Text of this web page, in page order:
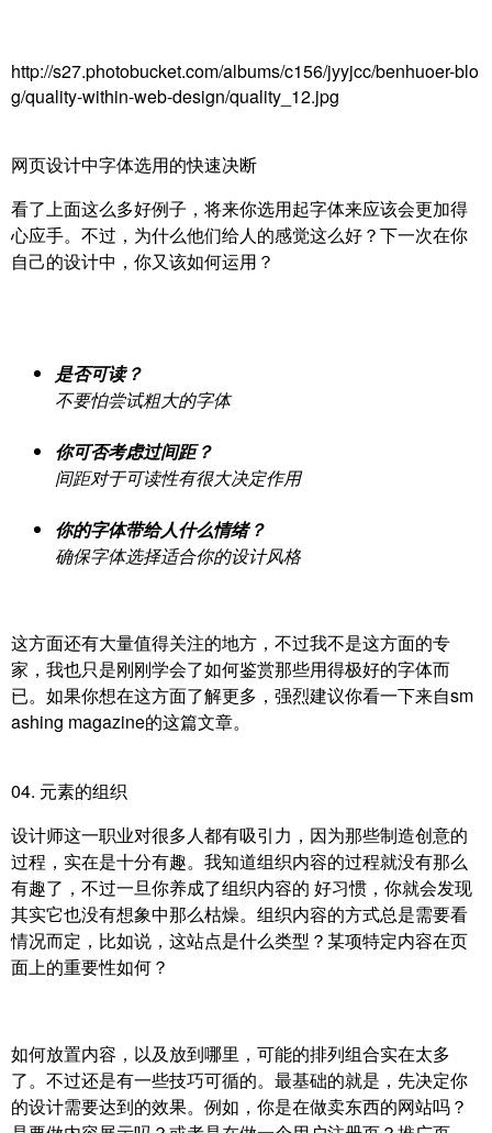
http://s27.photobucket.com/albums/c156/jyyjcc/benhuoer-blo
g/quality-within-web-design/quality_12.jpg
网页设计中字体选用的快速决断
看了上面这么多好例子，将来你选用起字体来应该会更加得
心应手。不过，为什么他们给人的感觉这么好？下一次在你
自己的设计中，你又该如何运用？
是否可读？
不要怕尝试粗大的字体
你可否考虑过间距？
间距对于可读性有很大决定作用
你的字体带给人什么情绪？
确保字体选择适合你的设计风格
这方面还有大量值得关注的地方，不过我不是这方面的专
家，我也只是刚刚学会了如何鉴赏那些用得极好的字体而
已。如果你想在这方面了解更多，强烈建议你看一下来自sm
ashing magazine的这篇文章。
04. 元素的组织
设计师这一职业对很多人都有吸引力，因为那些制造创意的
过程，实在是十分有趣。我知道组织内容的过程就没有那么
有趣了，不过一旦你养成了组织内容的 好习惯，你就会发现
其实它也没有想象中那么枯燥。组织内容的方式总是需要看
情况而定，比如说，这站点是什么类型？某项特定内容在页
面上的重要性如何？
如何放置内容，以及放到哪里，可能的排列组合实在太多
了。不过还是有一些技巧可循的。最基础的就是，先决定你
的设计需要达到的效果。例如，你是在做卖东西的网站吗？